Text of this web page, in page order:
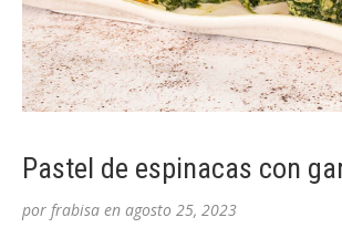
Pastel de espinacas con
por frabisa en agosto 25, 2023